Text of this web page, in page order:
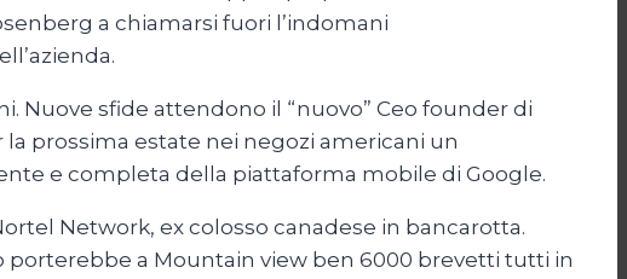
a chiamarsi fuori l’indomani
Nuove sfide attendono il “nuovo” Ceo founder di
prossima estate nei negozi americani un
e completa della piattaforma mobile di Google.
Network, ex colosso canadese in bancarotta.
porterebbe a Mountain view ben 6000 brevetti tutti in